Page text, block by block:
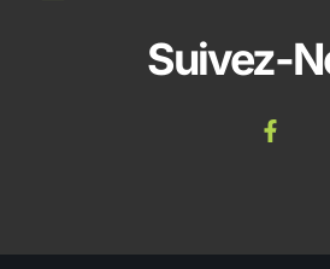
Suivez-